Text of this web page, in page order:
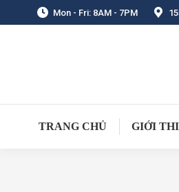
Mon - Fri: 8AM - 7PM
TRANG CHỦ GIỚI